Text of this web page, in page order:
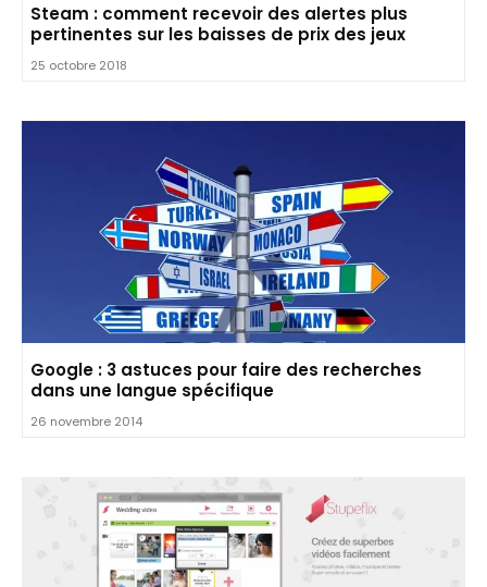
Steam : comment recevoir des alertes plus
pertinentes sur les baisses de prix des jeux
25 octobre 2018
Google : 3 astuces pour faire des recherches
dans une langue spécifique
26 novembre 2014